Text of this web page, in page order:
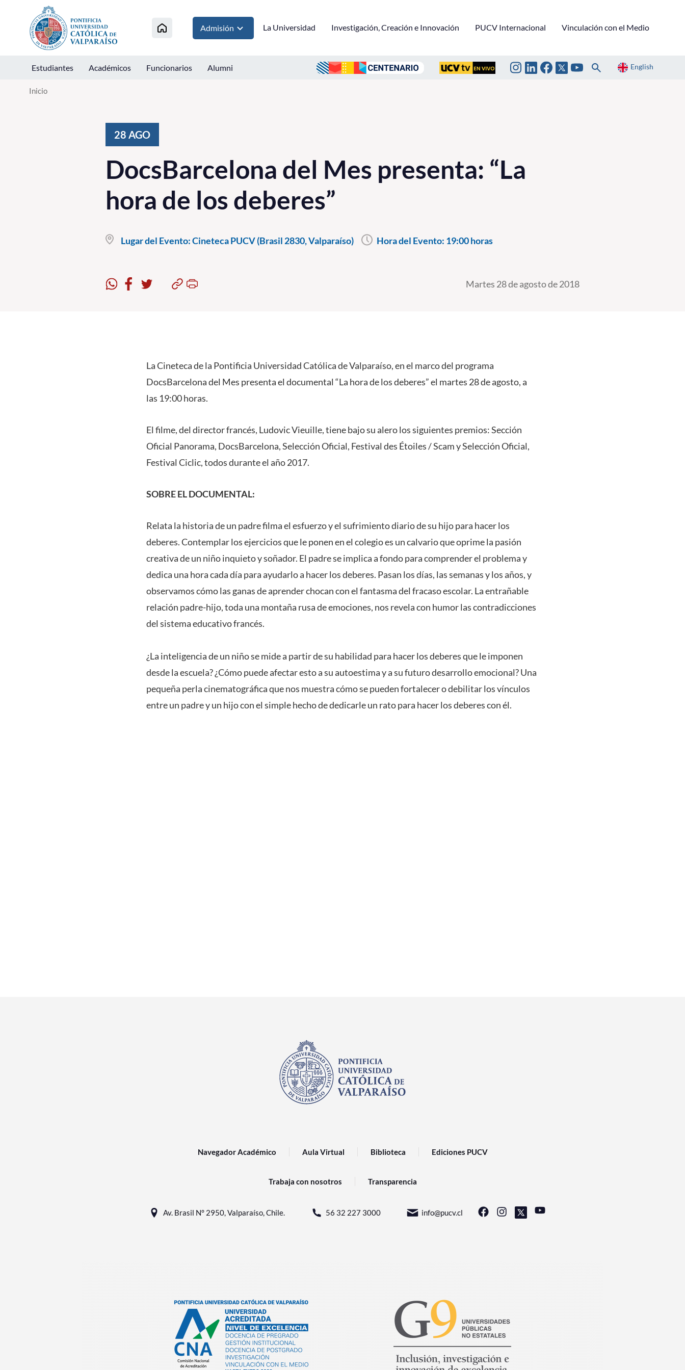
Click acá para ir directamente al contenido
Admisión La Universidad Investigación, Creación e Innovación PUCV Internacional Vinculación con el Medio
Estudiantes Académicos Funcionarios Alumni English
Inicio
28 AGO
DocsBarcelona del Mes presenta: “La
hora de los deberes”
Lugar del Evento:Cineteca PUCV (Brasil 2830, Valparaíso) Hora del Evento: 19:00 horas
Martes 28 de agosto de 2018
La Cineteca de la Pontificia Universidad Católica de Valparaíso, en el marco del programa
DocsBarcelona del Mes presenta el documental “La hora de los deberes” el martes 28 de agosto, a
las 19:00 horas.
El filme, del director francés, Ludovic Vieuille, tiene bajo su alero los siguientes premios: Sección
Oficial Panorama, DocsBarcelona, Selección Oficial, Festival des Étoiles / Scam y Selección Oficial,
Festival Ciclic, todos durante el año 2017.
SOBRE EL DOCUMENTAL:
Relata la historia de un padre filma el esfuerzo y el sufrimiento diario de su hijo para hacer los
deberes. Contemplar los ejercicios que le ponen en el colegio es un calvario que oprime la pasión
creativa de un niño inquieto y soñador. El padre se implica a fondo para comprender el problema y
dedica una hora cada día para ayudarlo a hacer los deberes. Pasan los días, las semanas y los años, y
observamos cómo las ganas de aprender chocan con el fantasma del fracaso escolar. La entrañable
relación padre-hijo, toda una montaña rusa de emociones, nos revela con humor las contradicciones
del sistema educativo francés.
¿La inteligencia de un niño se mide a partir de su habilidad para hacer los deberes que le imponen
desde la escuela? ¿Cómo puede afectar esto a su autoestima y a su futuro desarrollo emocional? Una
pequeña perla cinematográfica que nos muestra cómo se pueden fortalecer o debilitar los vínculos
entre un padre y un hijo con el simple hecho de dedicarle un rato para hacer los deberes con él.
Navegador Académico Aula Virtual Biblioteca Ediciones PUCV
Trabaja con nosotros Transparencia
Av. Brasil N° 2950, Valparaíso, Chile. 56 32 227 3000 info@pucv.cl